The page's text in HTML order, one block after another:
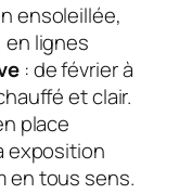
ensoleillée,
en lignes
: de février à
et clair.
place
exposition
en tous sens.